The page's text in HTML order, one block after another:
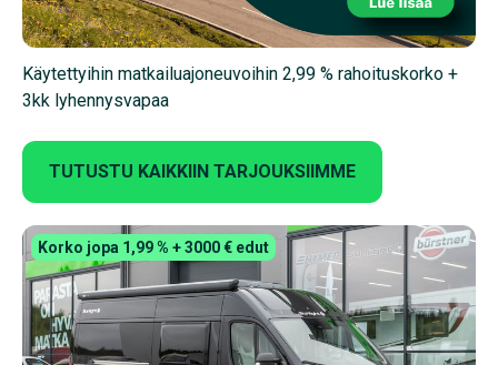
Käytettyihin matkailuajoneuvoihin 2,99 % rahoituskorko +
3kk lyhennysvapaa
TUTUSTU KAIKKIIN TARJOUKSIIMME
Korko jopa 1,99 % + 3000 € edut